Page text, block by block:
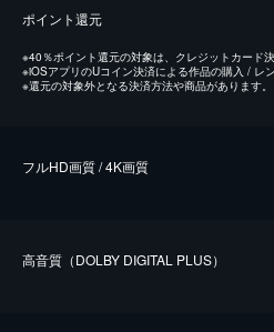
ポイント還元
※40％ポイント還元の対象は、クレジットカード
※iOSアプリのUコイン決済による作品の購入 / レ
※還元の対象外となる決済方法や商品があります
フルHD画質 / 4K画質
⾼⾳質（DOLBY DIGITAL PLUS）